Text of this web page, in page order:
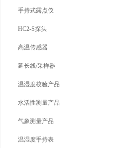
手持式露点仪
HC2-S探头
高温传感器
延长线/采样器
温湿度校验产品
水活性测量产品
气象测量产品
温湿度手持表